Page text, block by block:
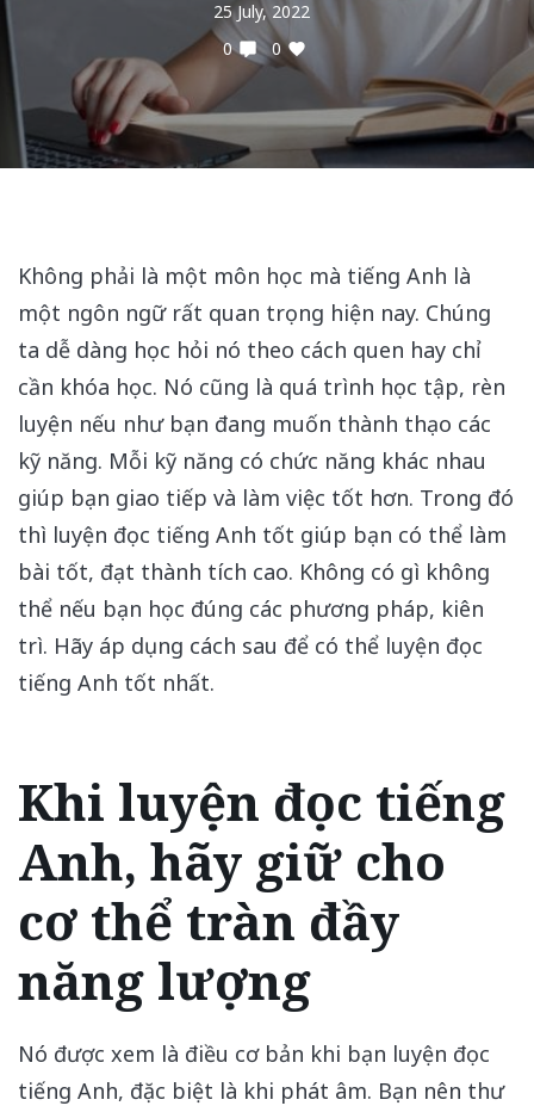
25 July, 2022
0
0
Không phải là một môn học mà tiếng Anh là
một ngôn ngữ rất quan trọng hiện nay. Chúng
ta dễ dàng học hỏi nó theo cách quen hay chỉ
cần khóa học. Nó cũng là quá trình học tập, rèn
luyện nếu như bạn đang muốn thành thạo các
kỹ năng. Mỗi kỹ năng có chức năng khác nhau
giúp bạn giao tiếp và làm việc tốt hơn. Trong đó
thì luyện đọc tiếng Anh tốt giúp bạn có thể làm
bài tốt, đạt thành tích cao. Không có gì không
thể nếu bạn học đúng các phương pháp, kiên
trì. Hãy áp dụng cách sau để có thể luyện đọc
tiếng Anh tốt nhất.
Khi luyện đọc tiếng
Anh, hãy giữ cho
cơ thể tràn đầy
năng lượng
Nó được xem là điều cơ bản khi bạn luyện đọc
tiếng Anh, đặc biệt là khi phát âm. Bạn nên thư